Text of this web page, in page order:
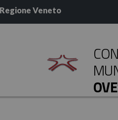
Regione Veneto